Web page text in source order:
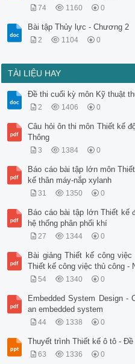
74 1160 0
Bài tập Thủy lực - Chương 2
2 1104 0
TÀI LIỆU HAY
Đề thi cuối kỳ môn Kỹ thuật
2 1406 0
Câu hỏi ôn thi môn Thiết kế
Thông
3 1384 0
Báo cáo bài tập lớn môn
kế thân máy-nắp xylanh
31 1350 0
Báo cáo bài tập lớn Thiết kế
hệ thống phân phối khí
27 1344 0
Bài giảng Thiết kế công
Thiết kế công việc thủ công -
54 1340 0
Embedded System Design -
an embedded system
44 1338 0
Thuyết trình Thiết kế ô tô -
63 1336 0